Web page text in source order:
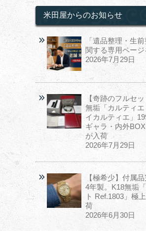
米田屋からのお知らせ
「遺品整理・生
関する専用ペー
2026年7月29日
【奇跡のフルセ
無垢「カルティ
イカルティエ」
ギャラ・内外
が入荷
2026年7月29日
【極希少】付属
4年製。K18無垢
ト Ref.1803」極
荷
2026年6月30日